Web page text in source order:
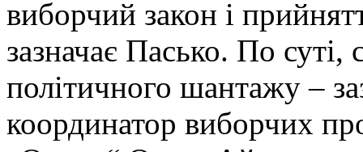
виборчий закон і
зазначає Пасько. По суті,
політичного шантажу –
координатор виборчих